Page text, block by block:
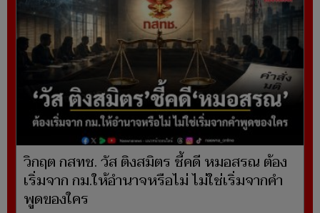
วิกฤต กสทช. วัส ติงสมิตร ชี้คดี หมอสรณ ต้อง
เริ่มจาก กม.ให้อำนาจหรือไม่ ไม่ใช่เริ่มจากคำ
พูดของใคร